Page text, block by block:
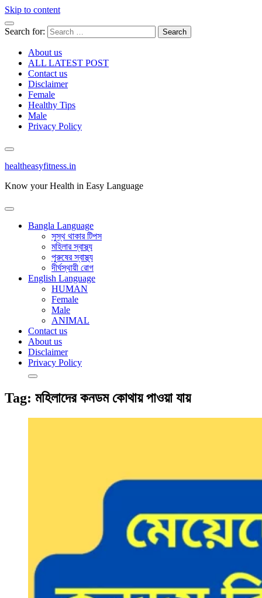
Skip to content
Search for:
About us
ALL LATEST POST
Contact us
Disclaimer
Female
Healthy Tips
Male
Privacy Policy
healtheasyfitness.in
Know your Health in Easy Language
Bangla Language
সুস্থ থাকার টিপস
মহিলার স্বাস্থ্য
পুরুষের স্বাস্থ্য
দীর্ঘস্থায়ী রোগ
English Language
HUMAN
Female
Male
ANIMAL
Contact us
About us
Disclaimer
Privacy Policy
Tag: মহিলাদের কনডম কোথায় পাওয়া যায়